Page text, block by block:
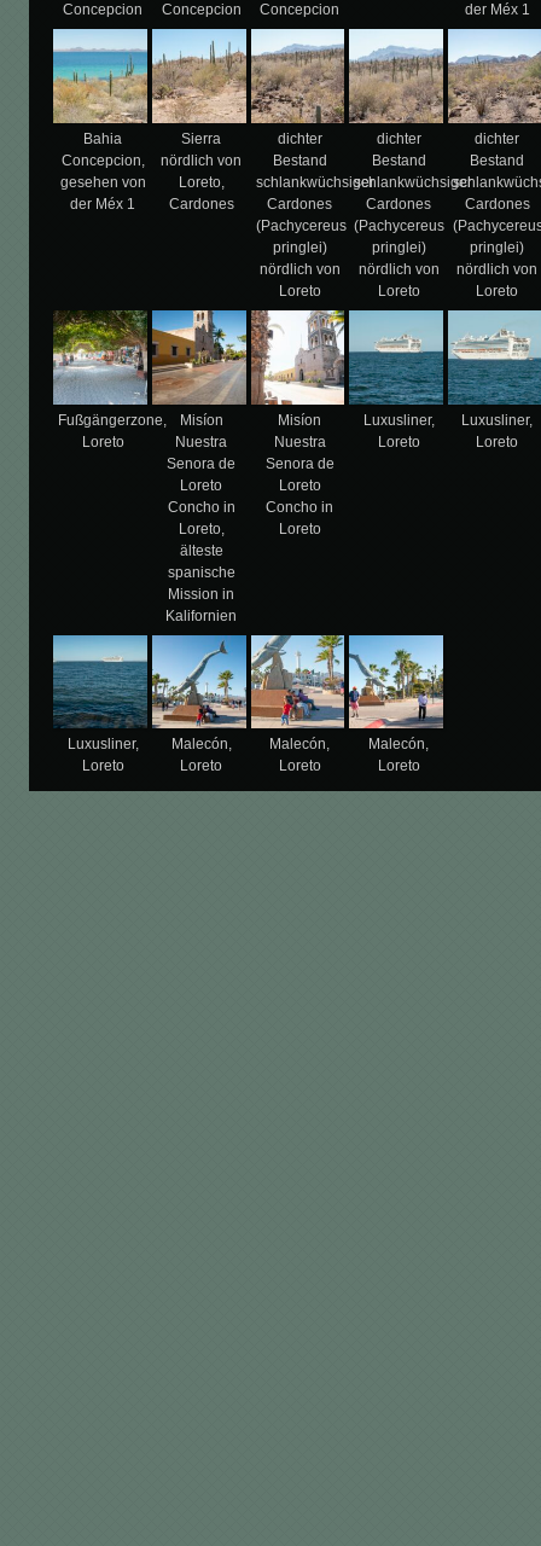
Concepcion
Concepcion
Concepcion
der Méx 1
Bahia
Concepcion,
gesehen von
der Méx 1
Sierra
nördlich von
Loreto,
Cardones
dichter
Bestand
schlankwüchsiger
Cardones
(Pachycereus
pringlei)
nördlich von
Loreto
dichter
Bestand
schlankwüchsiger
Cardones
(Pachycereus
pringlei)
nördlich von
Loreto
dichter
Bestand
Cardones
pringlei)
nördlich von
Loreto
Fußgängerzone,
Loreto
Misíon
Nuestra
Senora de
Loreto
Concho in
Loreto,
älteste
spanische
Mission in
Kalifornien
Misíon
Nuestra
Senora de
Loreto
Concho in
Loreto
Luxusliner,
Loreto
Luxusliner,
Loreto
Luxusliner,
Loreto
Malecón,
Loreto
Malecón,
Loreto
Malecón,
Loreto